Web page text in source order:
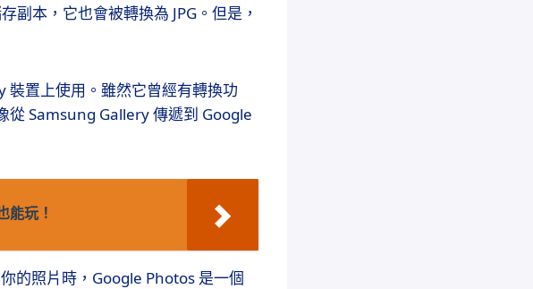
副本，它也會被轉換為 JPG。但是，
裝置上使用。雖然它曾經有轉換功
從 Samsung Gallery 傳遞到 Google
能玩！
的照片時，Google Photos 是一個